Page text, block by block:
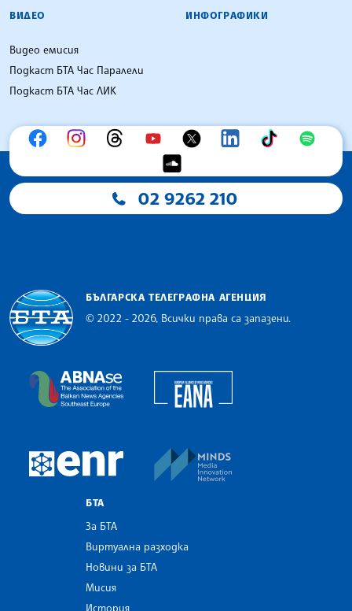
ВИДЕО
Видео емисия
Подкаст БТА Час Паралели
Подкаст БТА Час ЛИК
ИНФОГРАФИКИ
02 9262 210
БЪЛГАРСКА ТЕЛЕГРАФНА АГЕНЦИЯ
© 2022 - 2026, Всички права са запазени.
The Assocoation of the Balkan News Agencies
European Newsroom
БТА
За БТА
Виртуална разходка
Новини за БТА
Мисия
История